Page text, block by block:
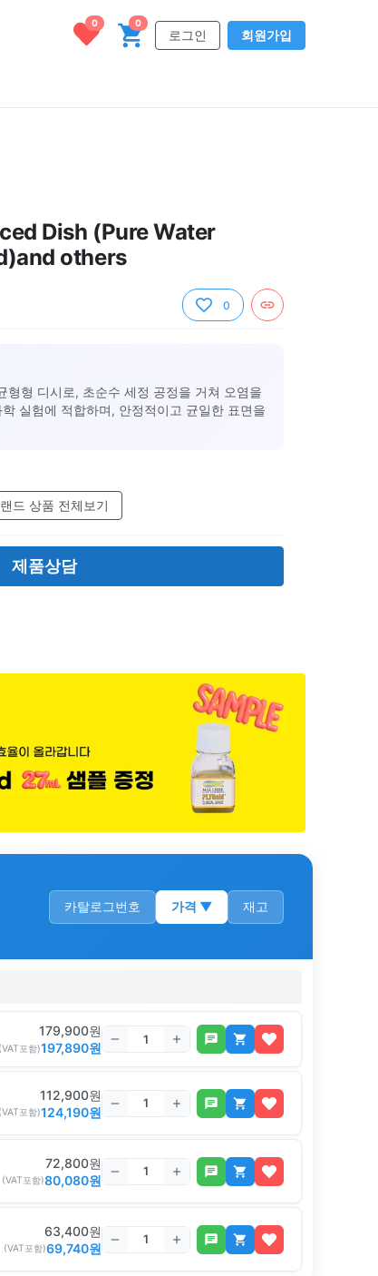
0 0
로그인 회원가입
Dish (Pure Water
others
0
형형 디시로, 초순수 세정 공정을 거쳐 오염을
실험에 적합하며, 안정적이고 균일한 표면을
드 상품 전체보기
제품상담
카탈로그번호 가격 ▼ 재고
179,900원
(VAT포함)197,890원
112,900원
(VAT포함)124,190원
72,800원
(VAT포함)80,080원
63,400원
(VAT포함)69,740원